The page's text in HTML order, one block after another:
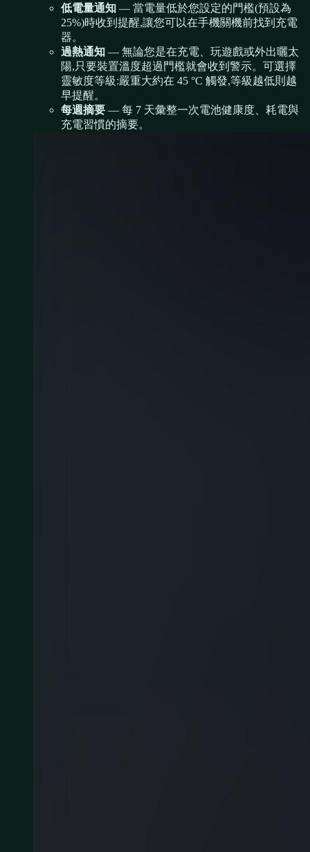
低電量通知 — 當電量低於您設定的門檻(預設為
25%)時收到提醒,讓您可以在手機關機前找到充電
器。
過熱通知 — 無論您是在充電、玩遊戲或外出曬太
陽,只要裝置溫度超過門檻就會收到警示。可選擇
靈敏度等級:嚴重大約在 45 °C 觸發,等級越低則越
早提醒。
每週摘要 — 每 7 天彙整一次電池健康度、耗電與
充電習慣的摘要。